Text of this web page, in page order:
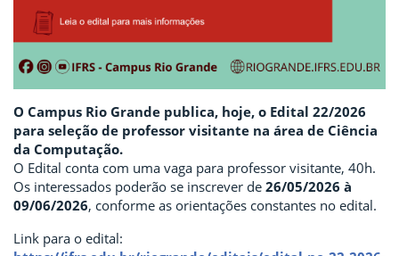
O Campus Rio Grande publica, hoje, o Edital 22/2026
para seleção de professor visitante na área de Ciência
da Computação.
O Edital conta com uma vaga para professor visitante, 40h.
Os interessados poderão se inscrever de 26/05/2026 à
09/06/2026, conforme as orientações constantes no edital.
Link para o edital: